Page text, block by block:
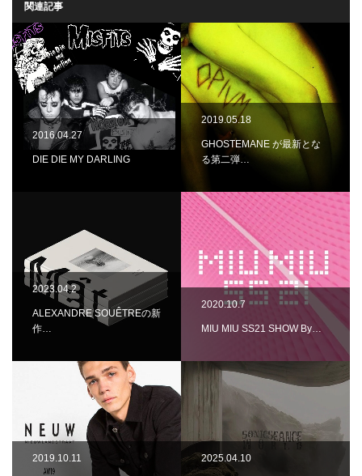
関連記事
2016.04.27
DIE DIE MY DARLING
2019.05.18
GHOSTEMANE が最新とな
る第二弾…
2023.04.2
ALEXANDRE SOUÊTREの新
作…
2020.10.7
MIU MIU SS21 SHOW By…
2019.10.11 2025.04.10